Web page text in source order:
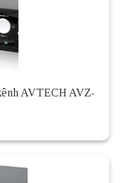
AVTECH AVZ-